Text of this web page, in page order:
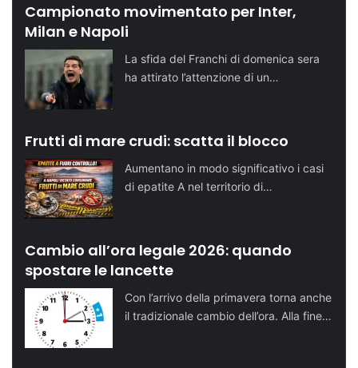
Campionato movimentato per Inter,
Milan e Napoli
La sfida del Franchi di domenica sera
ha attirato l’attenzione di un…
Frutti di mare crudi: scatta il blocco
Aumentano in modo significativo i casi
di epatite A nel territorio di…
Cambio all’ora legale 2026: quando
spostare le lancette
Con l’arrivo della primavera torna anche
il tradizionale cambio dell’ora. Alla fine…